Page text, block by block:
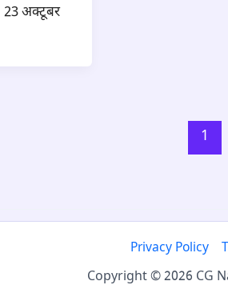
23 अक्टूबर
1
Privacy Policy
Copyright © 2026 CG